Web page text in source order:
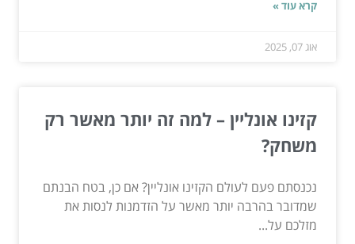
קרא עוד »
אוג 07, 2025
קזינו אונליין – למה זה יותר מאשר רק
משחק?
נכנסתם פעם לעולם הקזינו אונליין? אם כן, בטח הבנתם
שמדובר בהרבה יותר מאשר על הזדמנות לנסות את
מזלכם על...